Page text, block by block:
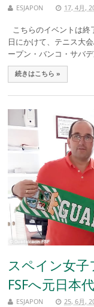
ESJAPON 17, 4月,
こちらのイベントは
日にかけて、テニス大
ープン・バンコ・サバ
続きはこちら »
スペイン女
FSFへ元日本
ESJAPON 25, 6月,